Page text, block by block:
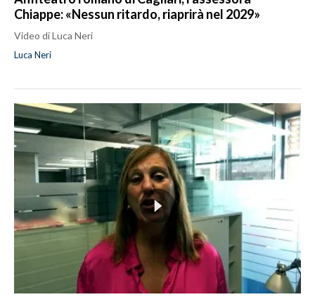
Chiappe: «Nessun ritardo, riaprirà nel 2029»
Video di Luca Neri
Luca Neri